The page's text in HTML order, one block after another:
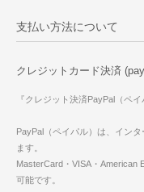
支払い方法について
クレジットカード決済
『クレジット決済PayPal（ペ
PayPal（ペイパル）は、イン
ます。
MasterCard・VISA・American
可能です。